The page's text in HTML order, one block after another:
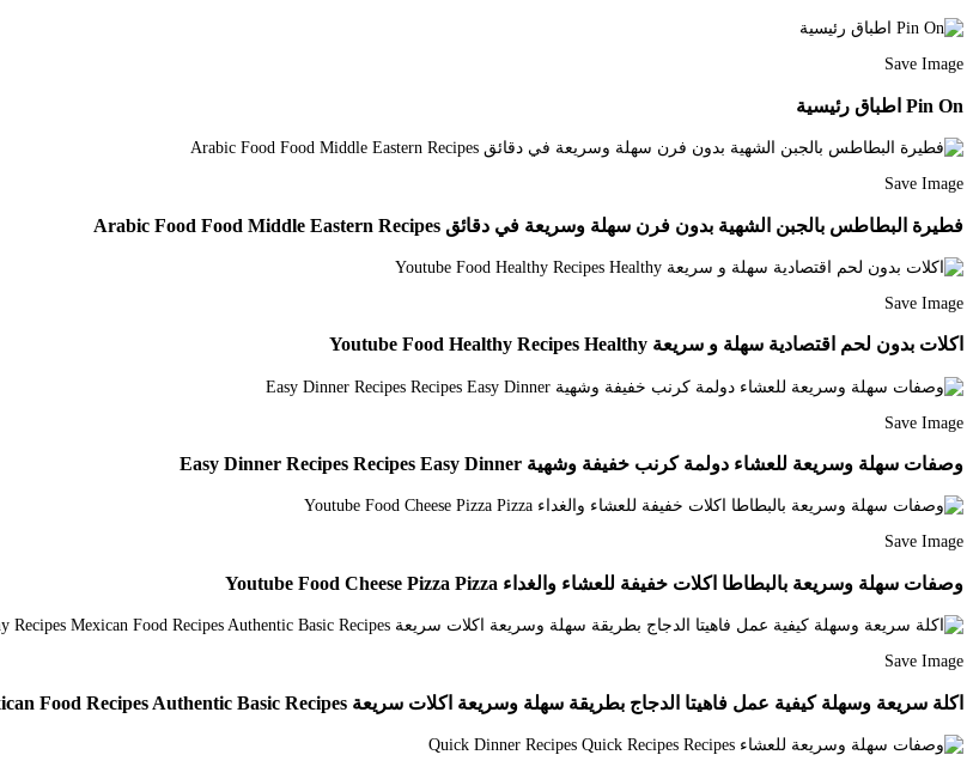
Save Image
Pin On اطباق رئيسية
Save Image
فطيرة البطاطس بالجبن الشهية بدون فرن سهلة وسريعة في دقائق Arabic Food Food Middle Eastern Recipes
Save Image
اكلات بدون لحم اقتصادية سهلة و سريعة Youtube Food Healthy Recipes Healthy
Save Image
وصفات سهلة وسريعة للعشاء دولمة كرنب خفيفة وشهية Easy Dinner Recipes Recipes Easy Dinner
Save Image
وصفات سهلة وسريعة بالبطاطا اكلات خفيفة للعشاء والغداء Youtube Food Cheese Pizza Pizza
Save Image
اكلة سريعة وسهلة كيفية عمل فاهيتا الدجاج بطريقة سهلة وسريعة اكلات سريعة Delicious Healthy Recipes Mexican Food Recipes Authentic Basic Recipes